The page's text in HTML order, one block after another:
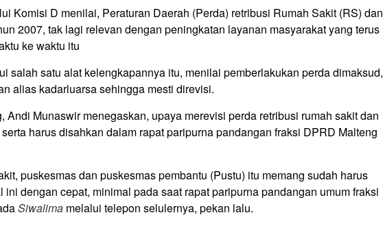
Komisi D menilai, Peraturan Daerah (Perda) retribusi Rumah Sakit (RS) dan
2007, tak lagi relevan dengan peningkatan layanan masyarakat yang terus
ke waktu itu
salah satu alat kelengkapannya itu, menilai pemberlakukan perda dimak­sud,
alias kadarluarsa sehingga mesti direvisi.
Andi Munaswir menegaskan, upaya merevisi perda retribusi rumah sakit dan
harus disahkan dalam rapat paripurna pandangan fraksi DPRD Malteng
puskesmas dan puskesmas pembantu (Pustu) itu memang sudah harus
dengan cepat, minimal pada saat rapat paripurna pandangan umum fraksi
Siwalima melalui telepon selulernya, pekan lalu.